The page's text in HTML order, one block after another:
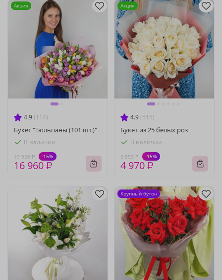
4.9 (114)
Букет "Тюльпаны (101 шт.)"
В наличии
19 950 ₽ -15%
16 960 ₽
Акция
4.9 (515)
Букет из 25 белых роз
В наличии
5 850 ₽ -15%
4 970 ₽
Акция
Крупный бутон